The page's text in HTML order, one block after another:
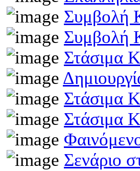
Συμβολή
Συμβολή
Στάσιμα
Στάσιμα
Στάσιμα
Σενάριο